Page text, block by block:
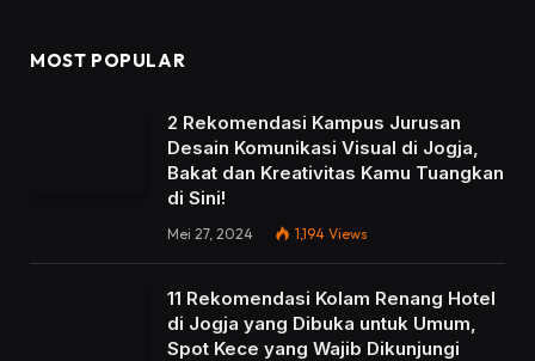
MOST POPULAR
2 Rekomendasi Kampus Jurusan
Desain Komunikasi Visual di Jogja,
Bakat dan Kreativitas Kamu Tuangkan
di Sini!
Mei 27, 2024 1,194 Views
11 Rekomendasi Kolam Renang Hotel
di Jogja yang Dibuka untuk Umum,
Spot Kece yang Wajib Dikunjungi